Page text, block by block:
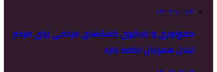
۱۴۰۲/۱۰/۱۴
جمع‌آوری و بارگیری کمک‌های مردمی برای مردم
لبنان همچنان ادامه دارد